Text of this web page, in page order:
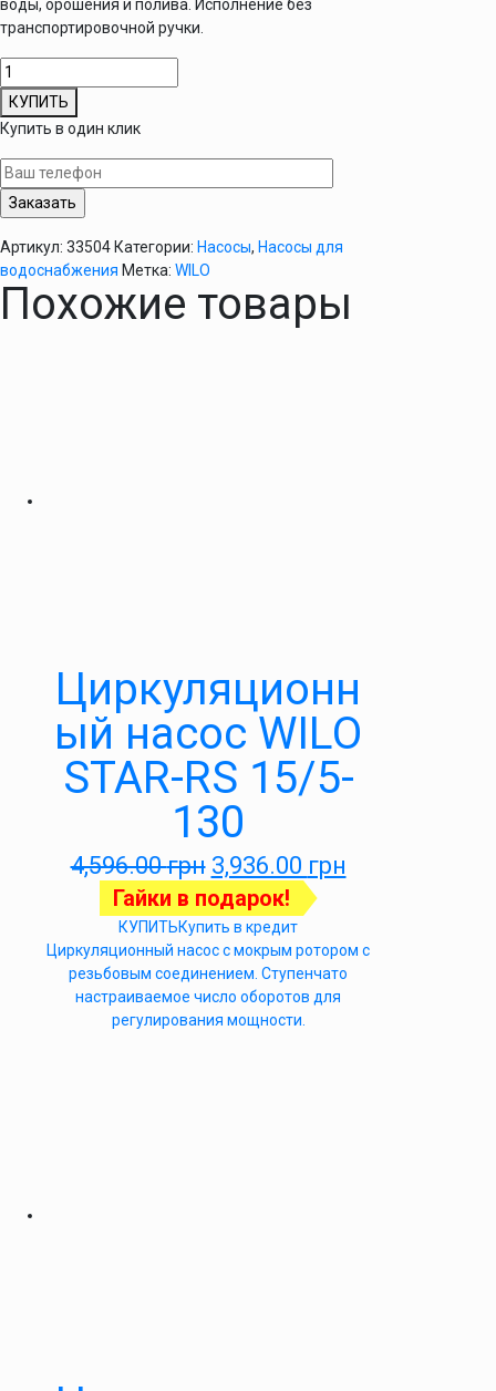
воды, орошения и полива. Исполнение без
транспортировочной ручки.
Количество
товара
Самовсасывающий
насос
Wilo
Jet
WJ
X
EM
КУПИТЬ
Купить в один клик
Артикул: 33504 Категории: Насосы, Насосы для
водоснабжения Метка: WILO
Похожие товары
Циркуляционн
ый насос WILO
STAR-RS 15/5-
130
4,596.00грн 3,936.00 грн
Гайки в подарок!
КУПИТЬКупить в кредит
Циркуляционный насос с мокрым ротором с
резьбовым соединением. Ступенчато
настраиваемое число оборотов для
регулирования мощности.